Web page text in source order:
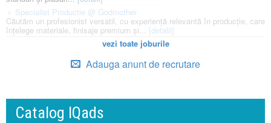
Specialist Productie @ Godmother
Căutăm un profesionist versatil, cu experiență relevantă în producție, care
înțelege materiale, finisaje premium și... [detalii]
vezi toate joburile
Adauga anunt de recrutare
Catalog IQads